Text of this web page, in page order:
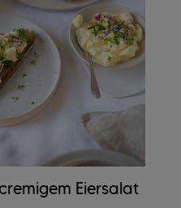
Eiersalat